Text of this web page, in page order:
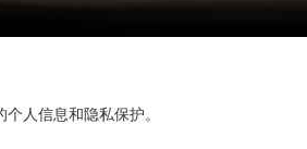
人信息和隐私保护。